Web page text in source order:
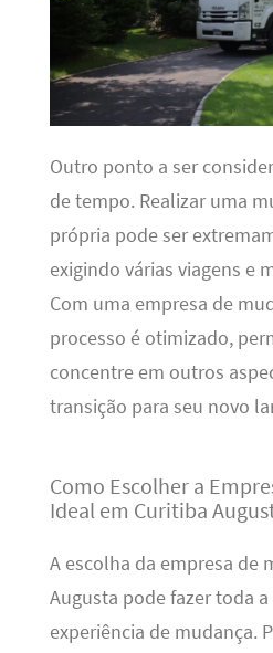
Outro ponto a ser
de tempo. Realizar uma
própria pode ser
exigindo várias viagens e
Com uma empresa de
processo é otimizado,
concentre em outros
transição para seu novo
Como Escolher a
Ideal em Curitiba
A escolha da empresa de
Augusta pode fazer toda
experiência de mudança.